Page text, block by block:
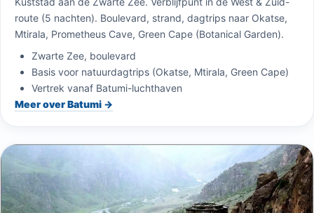
route (5 nachten). Boulevard, strand, dagtrips naar Okatse,
Mtirala, Prometheus Cave, Green Cape (Botanical Garden).
Zwarte Zee, boulevard
Basis voor natuurdagtrips (Okatse, Mtirala, Green Cape)
Vertrek vanaf Batumi-luchthaven
Meer over Batumi →